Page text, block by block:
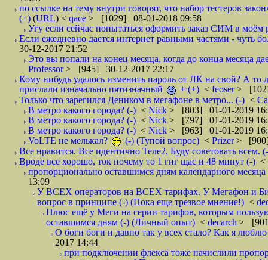
по ссылке на тему внутри говорят, что набор тестеров
(+) (URL) < qace > [1029] 08-01-2018 09:58
Угу если сейчас попытаться оформить заказ СИМ в моём
Если ежедневно дается интернет равными частями - чуть
30-12-2017 21:52
Это вы попали на конец месяца, когда до конца месяца
Professor> [945] 30-12-2017 22:17
Кому нибудь удалось изменить пароль от ЛК на свой? А то
прислали изначально пятизначный
+ (+) < feoser>
Только что зарегился Деником в мегафоне в метро... (-) <
В метро какого города? (-) < Nick > [803] 01-01-2019
В метро какого города? (-) < Nick > [797] 01-01-2019
В метро какого города? (-) < Nick > [963] 01-01-2019
VoLTE не мелькал?
(-) (Тупой вопрос) < Prizer>
Все нравится. Все идентично Теле2. Буду советовать всем.
Вроде все хорошо, ток почему то 1 гиг щас и 48 минут (-) <
пропорционально оставшимся дням календарного
13:09
У ВСЕХ операторов на ВСЕХ тарифах. У Мегафон и Би
вопрос в принципе (-) (Пока еще трезвое мнение!) <
Плюс ещё у Меги на серии тарифов, которым
оставшимся дням (-) (Личный опыт) < decarch >
О боги боги и давно так у всех стало? Как я
2017 14:44
при подключении флекса тоже начислили